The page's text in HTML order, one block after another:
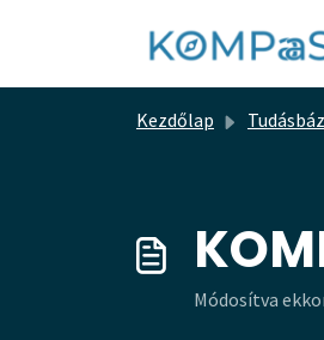
Kezdőlap
Módosítva